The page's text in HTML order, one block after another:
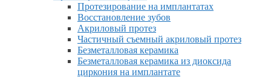
Протезирование на имплантатах
Восстановление зубов
Акриловый протез
Частичный съемный акриловый протез
Безметалловая керамика
Безметалловая керамика из диоксида
циркония на имплантате